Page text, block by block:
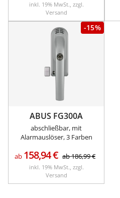
inkl. 19% MwSt., zzgl.
Versand
-15%
ABUS FG300A
abschließbar, mit
Alarmauslöser, 3 Farben
ab 158,94€ ab186,99€
inkl. 19% MwSt., zzgl.
Versand